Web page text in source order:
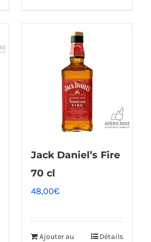
Jack Daniel’s Fire
70 cl
48,00€
Ajouter au
Détails